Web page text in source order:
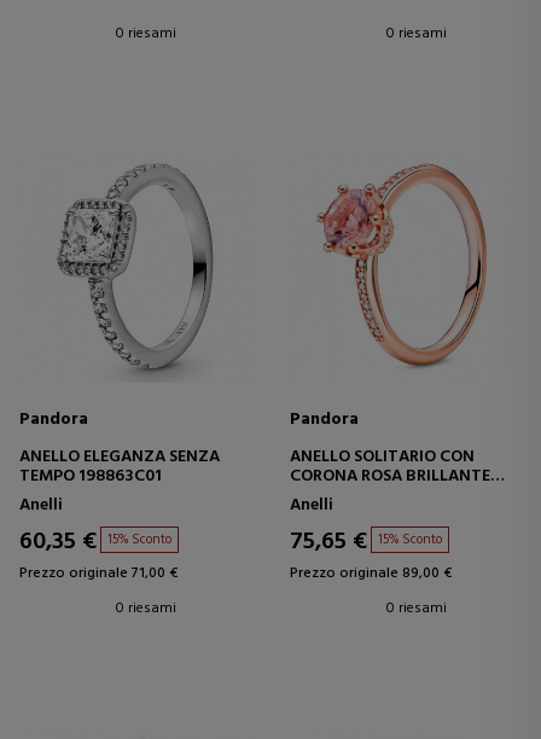
0 riesami 0 riesami
Pandora
ANELLO ELEGANZA SENZA
TEMPO 198863C01
Anelli
60,35 € 15% Sconto
Prezzo originale 71,00 €
0 riesami
Pandora
ANELLO SOLITARIO CON
CORONA ROSA BRILLANTE
188289C01
Anelli
75,65 € 15% Sconto
Prezzo originale 89,00 €
0 riesami